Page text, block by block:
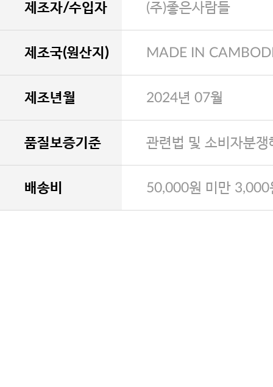
제조자/수입자 (주)좋은사람들
제조국(원산지) MADE IN
제조년월 2024년 07월
품질보증기준 관련법 및 소비자분
배송비 50,000원 미만 3,000